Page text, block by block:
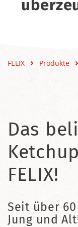
FELIX Produkte
Das
FELIX!
Seit über
Jung und